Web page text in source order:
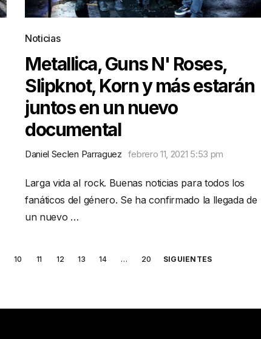
Noticias
Metallica, Guns N' Roses,
Slipknot, Korn y más estarán
juntos en un nuevo
documental
Daniel Seclen Parraguez febrero 11, 2021 5:53 pm
Larga vida al rock. Buenas noticias para todos los
fanáticos del género. Se ha confirmado la llegada de
un nuevo …
10 11 12 13 14 … 20 SIGUIENTES